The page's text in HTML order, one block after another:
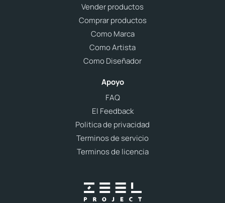
Vender productos
Comprar productos
Como Marca
Como Artista
Como Diseñador
Apoyo
FAQ
El Feedback
Politica de privacidad
Terminos de servicio
Terminos de licencia